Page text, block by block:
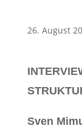
26. August
Sven